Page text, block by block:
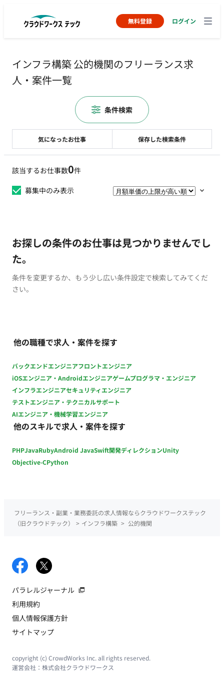
無料登録 ログイン
インフラ構築 公的機関のフリーランス求
人・案件一覧
該当するお仕事数0件
募集中のみ表示
お探しの条件のお仕事は見つかりませんでし
た。
条件を変更するか、もう少し広い条件設定で検索してみてくだ
さい。
他の職種で求人・案件を探す
バックエンドエンジニアフロントエンジニア
iOSエンジニア・Androidエンジニアゲームプログラマ・エンジニア
インフラエンジニアセキュリティエンジニア
テストエンジニア・テクニカルサポート
AIエンジニア・機械学習エンジニア
他のスキルで求人・案件を探す
PHPJavaRubyAndroid JavaSwift開発ディレクションUnity
Objective-CPython
気になったお仕事 保存した検索条件
条件検索
フリーランス・副業・業務委託の求人情報ならクラウドワークステック
（旧クラウドテック）
> インフラ構築 > 公的機関
パラレルジャーナル
利用規約
個人情報保護方針
サイトマップ
copyright (c) CrowdWorks Inc. all rights reserved.
運営会社： 株式会社クラウドワークス